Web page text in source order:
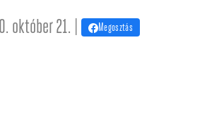
október 21. | Megosztás